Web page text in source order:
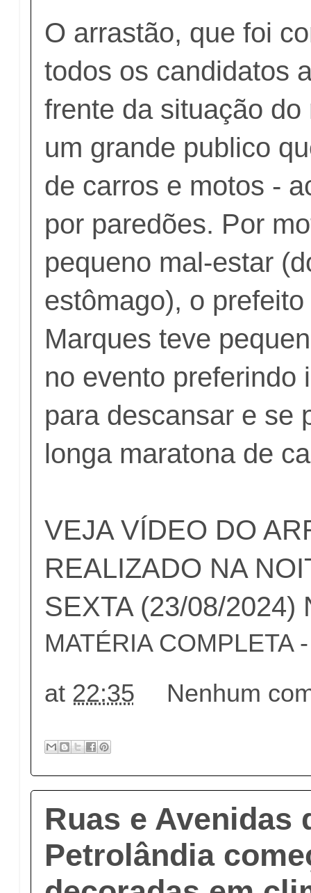
O arrastão, que foi
todos os candidatos
frente da situação
um grande publico
de carros e motos -
por paredões. Por
pequeno mal-estar
estômago), o
Marques teve
no evento preferindo
para descansar e se
longa maratona de
VEJA VÍDEO DO
REALIZADO NA
SEXTA (23/08/
MATÉRIA COMPLETA
at 22:35 Nenhum
Ruas e Avenidas
Petrolândia